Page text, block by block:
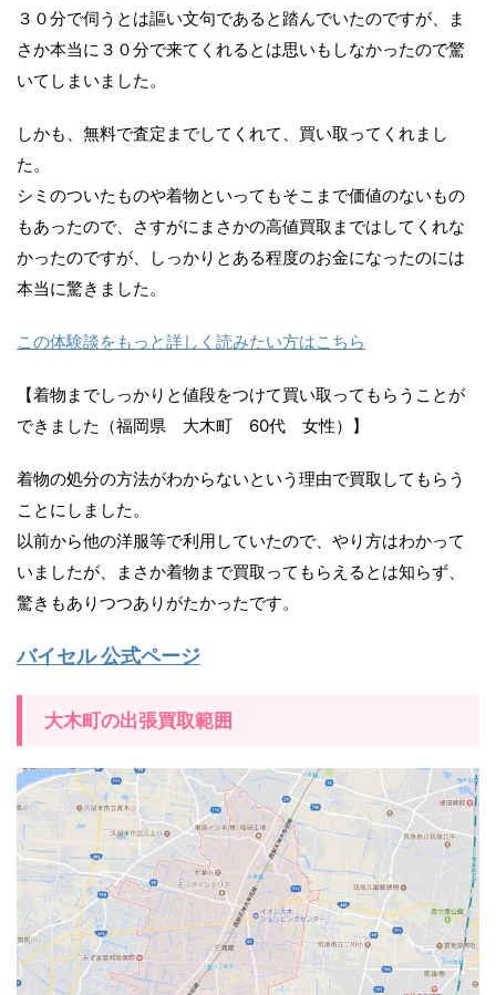
３０分で伺うとは謳い文句であると踏んでいたのですが、ま
さか本当に３０分で来てくれるとは思いもしなかったので驚
いてしまいました。
しかも、無料で査定までしてくれて、買い取ってくれまし
た。
シミのついたものや着物といってもそこまで価値のないもの
もあったので、さすがにまさかの高値買取まではしてくれな
かったのですが、しっかりとある程度のお金になったのには
本当に驚きました。
この体験談をもっと詳しく読みたい方はこちら
【着物までしっかりと値段をつけて買い取ってもらうことが
できました（福岡県 大木町 60代 女性）】
着物の処分の方法がわからないという理由で買取してもらう
ことにしました。
以前から他の洋服等で利用していたので、やり方はわかって
いましたが、まさか着物まで買取ってもらえるとは知らず、
驚きもありつつありがたかったです。
バイセル 公式ページ
大木町の出張買取範囲